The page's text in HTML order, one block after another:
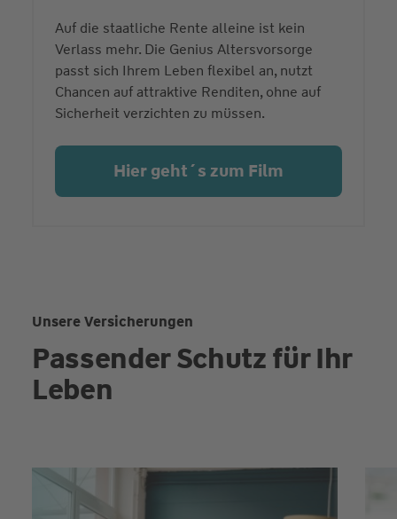
Auf die staatliche Rente alleine ist kein
Verlass mehr. Die Genius Altersvorsorge
passt sich Ihrem Leben flexibel an, nutzt
Chancen auf attraktive Renditen, ohne auf
Sicherheit verzichten zu müssen.
Hier geht´s zum Film
Unsere Versicherungen
Passender Schutz für Ihr
Leben